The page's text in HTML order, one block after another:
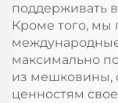
поддерживать
Кроме того, мы
максимально
из мешковины,
ценностям